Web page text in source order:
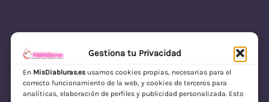
Gestiona tu Privacidad
En MisDiabluras.esusamos cookies propias, necesarias para el
correcto funcionamiento de la web, y cookies de terceros para
analíticas, elaboración de perfiles y publicidad personalizada. Esto
MisDiabluras | Sexshop Online con Envío